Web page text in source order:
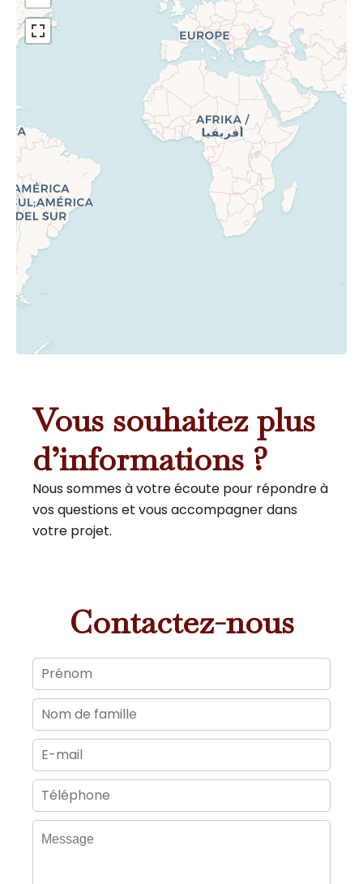
Vous souhaitez plus
d’informations ?
Nous sommes à votre écoute pour répondre à
vos questions et vous accompagner dans
votre projet.
Contactez-nous